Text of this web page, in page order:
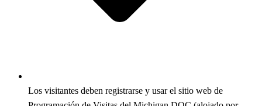
Los visitantes deben registrarse y usar el sitio web de